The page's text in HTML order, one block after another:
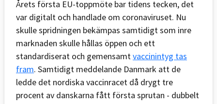
Årets första EU-toppmöte bar tidens tecken, det
var digitalt och handlade om coronaviruset. Nu
skulle spridningen bekämpas samtidigt som inre
marknaden skulle hållas öppen och ett
standardiserat och gemensamt vaccinintyg tas
fram. Samtidigt meddelande Danmark att de
ledde det nordiska vaccinracet då drygt tre
procent av danskarna fått första sprutan - dubbelt